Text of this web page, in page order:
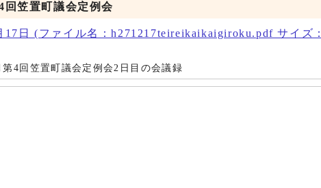
回笠置町議会定例会
日 (ファイル名：h271217teireikaikaigiroku.pdf サイズ：
第4回笠置町議会定例会2日目の会議録